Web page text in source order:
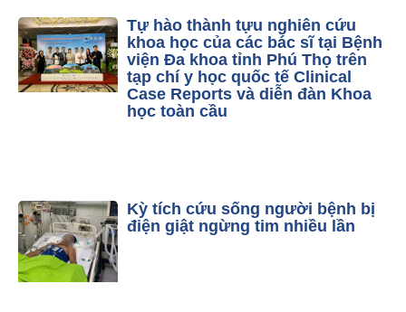
Tự hào thành tựu nghiên cứu
khoa học của các bác sĩ tại Bệnh
viện Đa khoa tỉnh Phú Thọ trên
tạp chí y học quốc tế Clinical
Case Reports và diễn đàn Khoa
học toàn cầu
Kỳ tích cứu sống người bệnh bị
điện giật ngừng tim nhiều lần